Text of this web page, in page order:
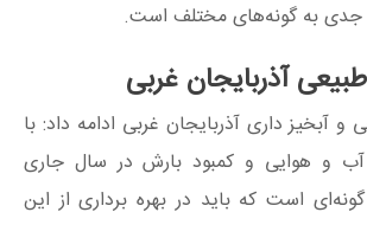
به گونه‌های مختلف است.
آذربایجان غربی
و آبخیز داری آذربایجان غربی ادامه داد: با
آب و هوایی و کمبود بارش در سال‌ جاری
است که باید در بهره‌ برداری از این